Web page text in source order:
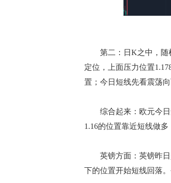
第二：日K之中，随机
定位，上面压力位置
置；今日短线先看震荡
综合起来：欧元今日
1.16的位置靠近短线做
英镑方面：英镑昨日
下的位置开始短线回落